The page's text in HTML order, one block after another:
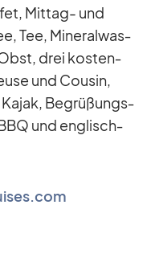
Mit­tag- und
Tee, Mi­ne­ral­was­
drei kos­ten­
und Cou­sin,
Be­grü­ßungs­
und eng­lisch­